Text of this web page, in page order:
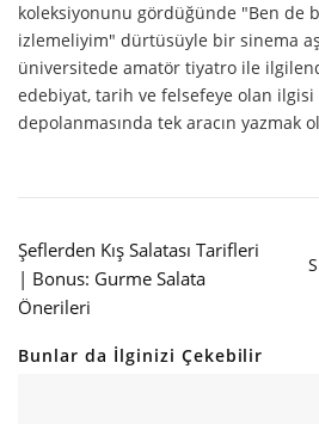
koleksiyonunu gördüğünde "Ben de
izlemeliyim" dürtüsüyle bir sinema
üniversitede amatör tiyatro ile
edebiyat, tarih ve felsefeye olan
depolanmasında tek aracın yazmak
Şeflerden Kış Salatası Tarifleri
| Bonus: Gurme Salata
Önerileri
Bunlar da İlginizi Çekebilir